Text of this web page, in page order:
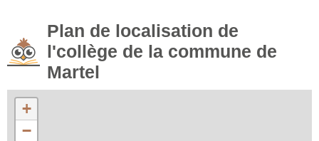
Plan de localisation de
l'collège de la commune de
Martel
+
−